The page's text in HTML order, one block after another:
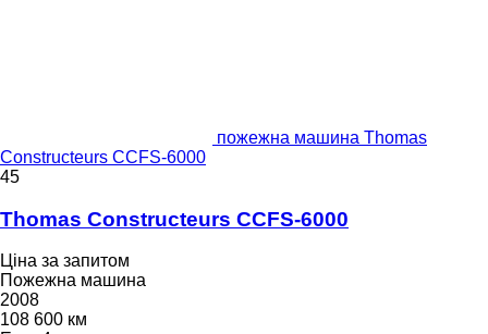
пожежна машина Thomas
Constructeurs CCFS-6000
45
Thomas Constructeurs CCFS-6000
Ціна за запитом
Пожежна машина
2008
108 600 км